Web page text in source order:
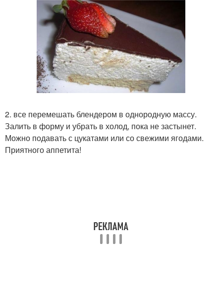
2. все перемешать блендером в однородную массу.
Залить в форму и убрать в холод, пока не застынет.
Можно подавать с цукатами или со свежими ягодами.
Приятного аппетита!